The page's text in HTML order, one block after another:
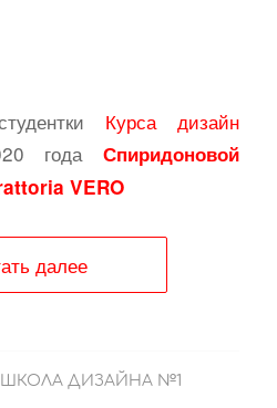
Курса дизайн
годаСпиридоновой
VERO
далее
ШКОЛА ДИЗАЙНА №1